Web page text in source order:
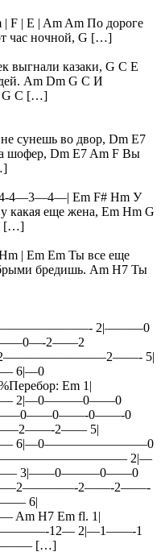
F | E | Am Am По дороге
час ночной, G […]
выгнали казаки, G C E
Am Dm G C И
G C […]
сунешь во двор, Dm E7
шофер, Dm E7 Am F Вы
4—3—4—| Em F# Hm У
какая еще жена, Em Hm G
[…]
| Em Em Ты все еще
бредишь. Am H7 Ты
2|———0
2——2
5|
6|—0
Em 1|
0——-0
2—— 5|
2|—
3|——0———0——0
2——-2——-
6|
H7 Em fl. 1|
12— 2|—1——-1
[…]